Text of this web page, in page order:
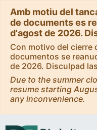
Amb motiu del
de documents es
d'agost de 2026.
Con motivo del cierre
documentos se
de 2026. Disculpad
Due to the summer
resume starting
any inconvenience.